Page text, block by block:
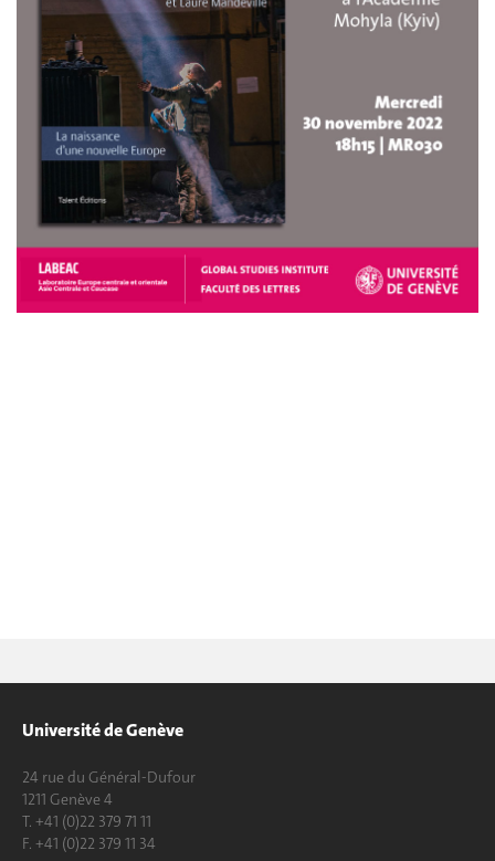
Université de Genève
24 rue du Général-Dufour
1211 Genève 4
T. +41 (0)22 379 71 11
F. +41 (0)22 379 11 34